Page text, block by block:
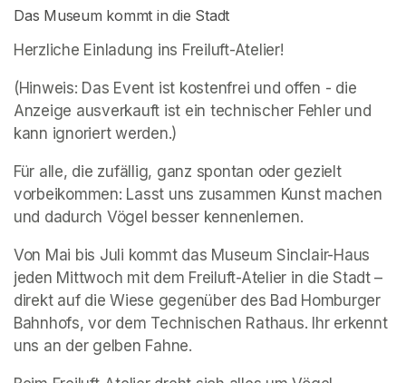
Das Museum kommt in die Stadt
Herzliche Einladung ins Freiluft-Atelier!
(Hinweis: Das Event ist kostenfrei und offen - die
Anzeige ausverkauft ist ein technischer Fehler und
kann ignoriert werden.)
Für alle, die zufällig, ganz spontan oder gezielt
vorbeikommen: Lasst uns zusammen Kunst machen
und dadurch Vögel besser kennenlernen.
Von Mai bis Juli kommt das Museum Sinclair-Haus
jeden Mittwoch mit dem Freiluft-Atelier in die Stadt –
direkt auf die Wiese gegenüber des Bad Homburger
Bahnhofs, vor dem Technischen Rathaus. Ihr erkennt
uns an der gelben Fahne.